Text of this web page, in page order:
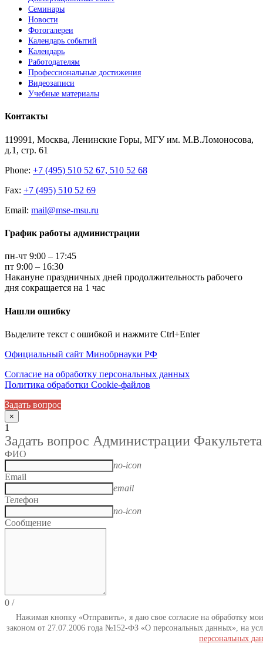
Семинары
Новости
Фотогалереи
Календарь событий
Календарь
Работодателям
Профессиональные достижения
Видеозаписи
Учебные материалы
Контакты
119991, Москва, Ленинские Горы, МГУ им. М.В.Ломоносова,
д.1, стр. 61
Phone: +7 (495) 510 52 67, 510 52 68
Fax: +7 (495) 510 52 69
Email: mail@mse-msu.ru
График работы администрации
пн-чт 9:00 – 17:45
пт 9:00 – 16:30
Накануне праздничных дней продолжительность рабочего
дня сокращается на 1 час
Нашли ошибку
Выделите текст с ошибкой и нажмите Ctrl+Enter
Официальный сайт Минобрнауки РФ
Согласие на обработку персональных данных
Политика обработки Cookie-файлов
Задать вопрос
×
1
Задать вопрос Администрации Факультета
ФИО
no-icon
Email
email
Телефон
no-icon
Сообщение
0 /
Нажимая кнопку «Отправить», я даю свое согласие на обработку
законом от 27.07.2006 года №152-ФЗ «О персональных данных», на
персональных